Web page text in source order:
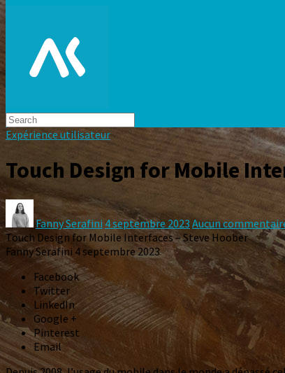
Expérience utilisateur
Touch Design for Mobile
Fanny Serafini 4 septembre 2023 Aucun
Touch Design for Mobile Interfaces – Steve Hoober
Fanny Serafini 4 septembre 2023
Facebook
Twitter
LinkedIn
Google +
Pinterest
Email